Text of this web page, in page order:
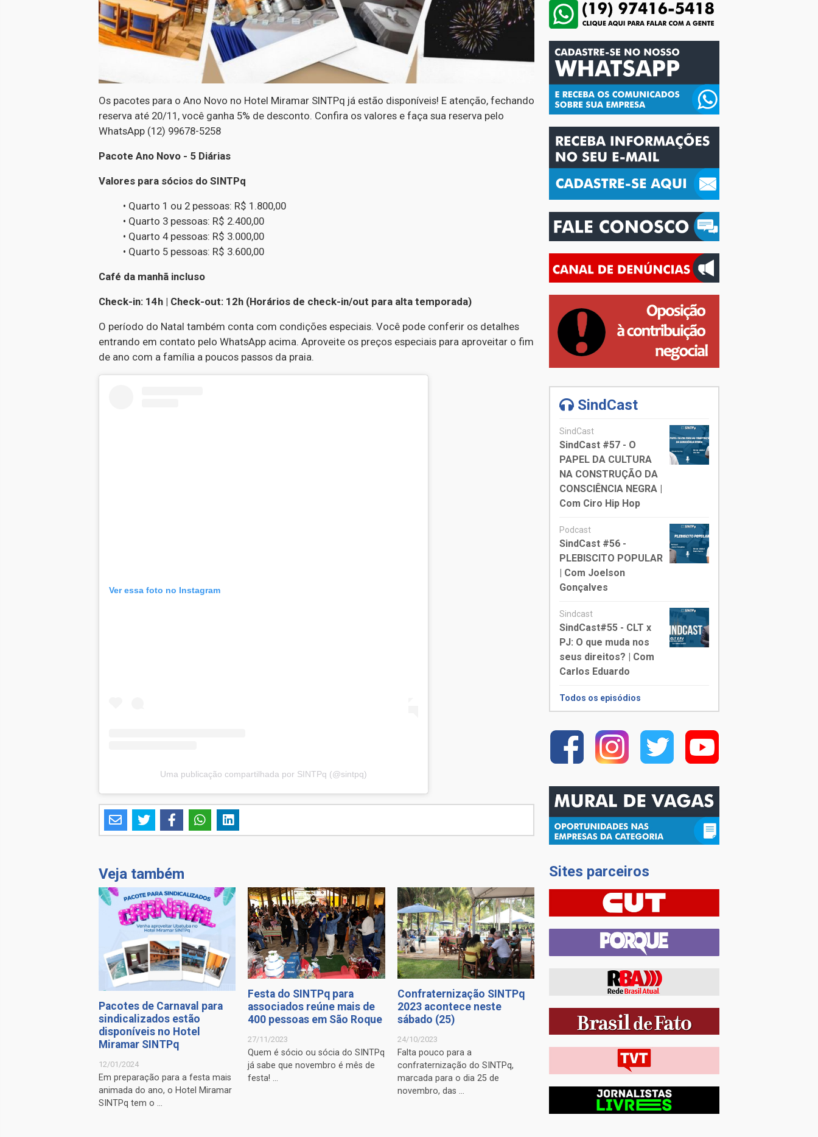
Os pacotes para o Ano Novo no Hotel Miramar SINTPq já estão disponíveis! E atenção, fechando
reserva até 20/11, você ganha 5% de desconto. Confira os valores e faça sua reserva pelo
WhatsApp (12) 99678-5258
Pacote Ano Novo - 5 Diárias
Valores para sócios do SINTPq
• Quarto 1 ou 2 pessoas: R$ 1.800,00
• Quarto 3 pessoas: R$ 2.400,00
• Quarto 4 pessoas: R$ 3.000,00
• Quarto 5 pessoas: R$ 3.600,00
Café da manhã incluso
Check-in: 14h | Check-out: 12h (Horários de check-in/out para alta temporada)
O período do Natal também conta com condições especiais. Você pode conferir os detalhes
entrando em contato pelo WhatsApp acima. Aproveite os preços especiais para aproveitar o fim
de ano com a família a poucos passos da praia.
Ver essa foto no Instagram
Uma publicação compartilhada por SINTPq (@sintpq)
Veja também
Pacotes de Carnaval para
sindicalizados estão
disponíveis no Hotel
Miramar SINTPq
12/01/2024
Em preparação para a festa mais
animada do ano, o Hotel Miramar
SINTPq tem o ...
Festa do SINTPq para
associados reúne mais de
400 pessoas em São Roque
27/11/2023
Quem é sócio ou sócia do SINTPq
já sabe que novembro é mês de
festa! ...
Confraternização SINTPq
2023 acontece neste
sábado (25)
24/10/2023
Falta pouco para a
confraternização do SINTPq,
marcada para o dia 25 de
novembro, das ...
SindCast
SindCast
SindCast #57 - O
PAPEL DA CULTURA
NA CONSTRUÇÃO DA
CONSCIÊNCIA NEGRA |
Com Ciro Hip Hop
Podcast
SindCast #56 -
PLEBISCITO POPULAR
| Com Joelson
Gonçalves
Sindcast
SindCast#55 - CLT x
PJ: O que muda nos
seus direitos? | Com
Carlos Eduardo
Todos os episódios
Sites parceiros